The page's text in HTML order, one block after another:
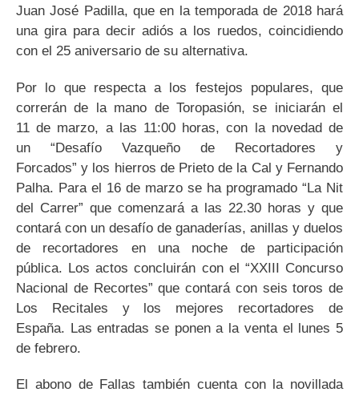
Juan José Padilla, que en la temporada de 2018 hará
una gira para decir adiós a los ruedos, coincidiendo
con el 25 aniversario de su alternativa.
Por lo que respecta a los festejos populares, que
correrán de la mano de Toropasión, se iniciarán el
11 de marzo, a las 11:00 horas, con la novedad de
un “Desafío Vazqueño de Recortadores y
Forcados” y los hierros de Prieto de la Cal y Fernando
Palha. Para el 16 de marzo se ha programado “La Nit
del Carrer” que comenzará a las 22.30 horas y que
contará con un desafío de ganaderías, anillas y duelos
de recortadores en una noche de participación
pública. Los actos concluirán con el “XXIII Concurso
Nacional de Recortes” que contará con seis toros de
Los Recitales y los mejores recortadores de
España. Las entradas se ponen a la venta el lunes 5
de febrero.
El abono de Fallas también cuenta con la novillada